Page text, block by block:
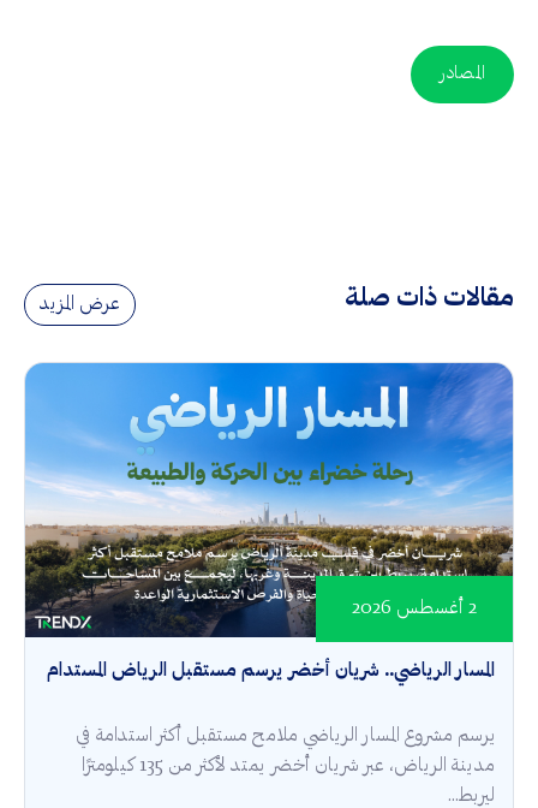
المصادر
مقالات ذات صلة عرض المزيد
المسار الرياضي.. شريان أخضر يرسم مستقبل الرياض المستدام
2 أغسطس 2026
يرسم مشروع المسار الرياضي ملامح مستقبل أكثر استدامة في
مدينة الرياض، عبر شريان أخضر يمتد لأكثر من 135 كيلومترًا
ليربط...